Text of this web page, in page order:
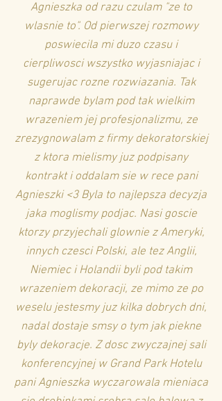
Agnieszka od razu czulam "ze to
wlasnie to". Od pierwszej rozmowy
poswiecila mi duzo czasu i
cierpliwosci wszystko wyjasniajac i
sugerujac rozne rozwiazania. Tak
naprawde bylam pod tak wielkim
wrazeniem jej profesjonalizmu, ze
zrezygnowalam z firmy dekoratorskiej
z ktora mielismy juz podpisany
kontrakt i oddalam sie w rece pani
Agnieszki <3 Byla to najlepsza decyzja
jaka moglismy podjac. Nasi goscie
ktorzy przyjechali glownie z Ameryki,
innych czesci Polski, ale tez Anglii,
Niemiec i Holandii byli pod takim
wrazeniem dekoracji, ze mimo ze po
weselu jestesmy juz kilka dobrych dni,
nadal dostaje smsy o tym jak piekne
byly dekoracje. Z dosc zwyczajnej sali
konferencyjnej w Grand Park Hotelu
pani Agnieszka wyczarowala mieniaca